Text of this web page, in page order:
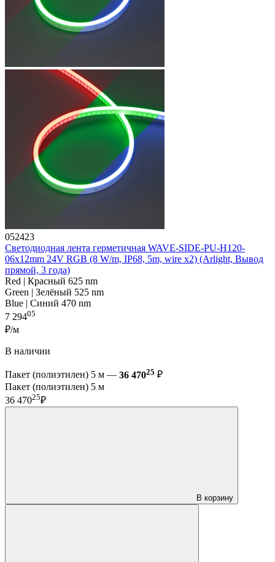
052423
Светодиодная лента герметичная WAVE-SIDE-PU-H120-
06x12mm 24V RGB (8 W/m, IP68, 5m, wire x2) (Arlight, Вывод
прямой, 3 года)
Red | Красный 625 nm
Green | Зелёный 525 nm
Blue | Синий 470 nm
7 29405
₽/м
В наличии
Пакет (полиэтилен) 5 м — 36 47025 ₽
Пакет (полиэтилен) 5 м
36 47025₽
В корзину